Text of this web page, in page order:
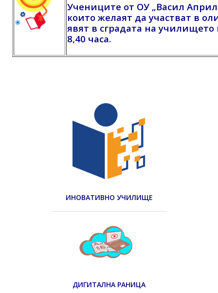
Учениците от ОУ „Васил
които желаят да участват в
явят в сградата на училището
8,40 часа.
ИНОВАТИВНО УЧИЛИЩЕ
ДИГИТАЛНА РАНИЦА